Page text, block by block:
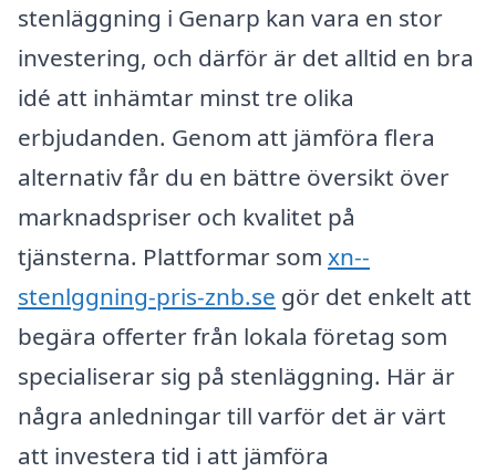
stenläggning i Genarp kan vara en stor
investering, och därför är det alltid en bra
idé att inhämtar minst tre olika
erbjudanden. Genom att jämföra flera
alternativ får du en bättre översikt över
marknadspriser och kvalitet på
tjänsterna. Plattformar som xn--
stenlggning-pris-znb.se gör det enkelt att
begära offerter från lokala företag som
specialiserar sig på stenläggning. Här är
några anledningar till varför det är värt
att investera tid i att jämföra